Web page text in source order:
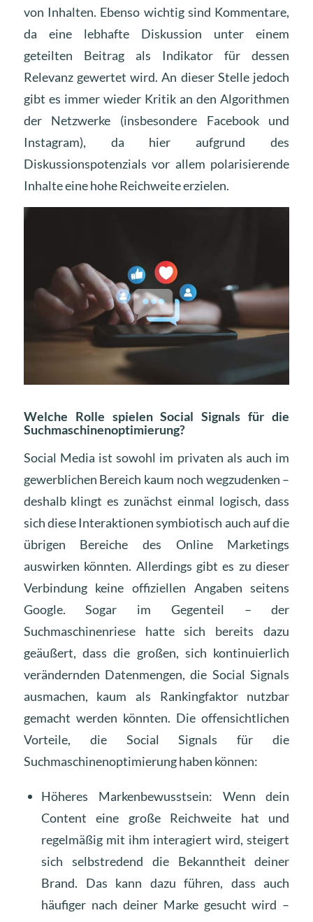
von Inhalten. Ebenso wichtig sind Kommentare,
da eine lebhafte Diskussion unter einem
geteilten Beitrag als Indikator für dessen
Relevanz gewertet wird. An dieser Stelle jedoch
gibt es immer wieder Kritik an den Algorithmen
der Netzwerke (insbesondere Facebook und
Instagram), da hier aufgrund des
Diskussionspotenzials vor allem polarisierende
Inhalte eine hohe Reichweite erzielen.
Welche Rolle spielen Social Signals für die
Suchmaschinenoptimierung?
Social Media ist sowohl im privaten als auch im
gewerblichen Bereich kaum noch wegzudenken –
deshalb klingt es zunächst einmal logisch, dass
sich diese Interaktionen symbiotisch auch auf die
übrigen Bereiche des Online Marketings
auswirken könnten. Allerdings gibt es zu dieser
Verbindung keine offiziellen Angaben seitens
Google. Sogar im Gegenteil – der
Suchmaschinenriese hatte sich bereits dazu
geäußert, dass die großen, sich kontinuierlich
verändernden Datenmengen, die Social Signals
ausmachen, kaum als Rankingfaktor nutzbar
gemacht werden könnten. Die offensichtlichen
Vorteile, die Social Signals für die
Suchmaschinenoptimierung haben können:
Höheres Markenbewusstsein: Wenn dein
Content eine große Reichweite hat und
regelmäßig mit ihm interagiert wird, steigert
sich selbstredend die Bekanntheit deiner
Brand. Das kann dazu führen, dass auch
häufiger nach deiner Marke gesucht wird –